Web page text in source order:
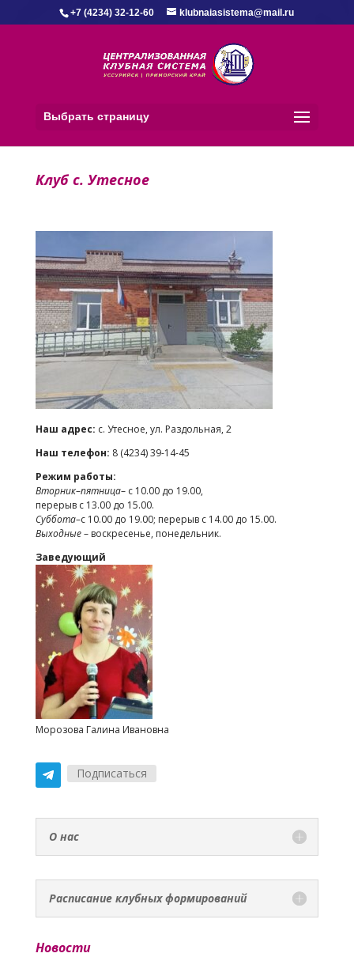
+7 (4234) 32-12-60 klubnaiasistema@mail.ru
Выбрать страницу
Клуб с. Утесное
Наш адрес: с. Утесное, ул. Раздольная, 2
Наш телефон: 8 (4234) 39-14-45
Режим работы:
Вторник–пятница– с 10.00 до 19.00,
перерыв с 13.00 до 15.00.
Суббота–с 10.00 до 19.00; перерыв с 14.00 до 15.00.
Выходные– воскресенье, понедельник.
Заведующий
Морозова Галина Ивановна
Подписаться
О нас
Расписание клубных формирований
Новости